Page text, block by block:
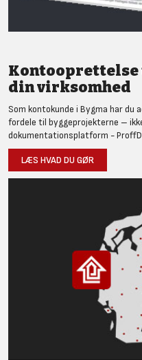
din virksomhed
Som kontokunde i Bygma har du
fordele til byggeprojekterne –
dokumentationsplatform -
LÆS HVAD DU GØR